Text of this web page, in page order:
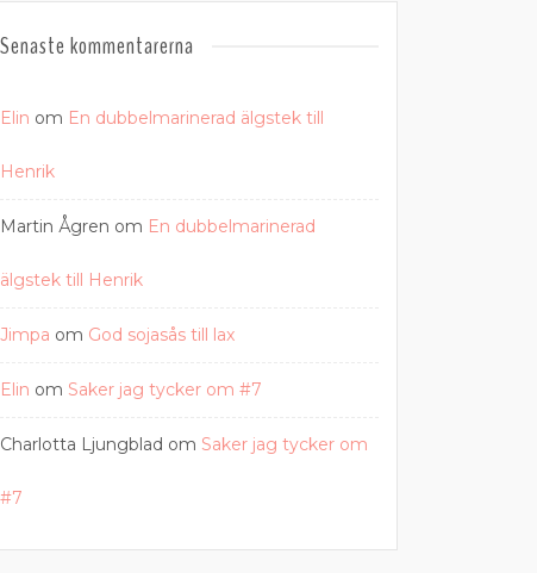
Senaste kommentarerna
Elin om En dubbelmarinerad älgstek till
Henrik
Martin Ågren om En dubbelmarinerad
älgstek till Henrik
Jimpa om God sojasås till lax
Elin om Saker jag tycker om #7
Charlotta Ljungblad om Saker jag tycker om
#7